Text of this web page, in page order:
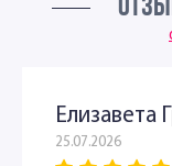
Елизавета
25.07.2026